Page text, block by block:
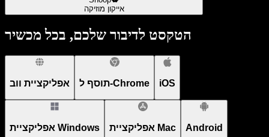
אייקון מוזיקה
הטקסט לדיבור שלכם, בכל מכשיר
אפליקציית ווב תוסף ל-Chrome iOS
אפליקציית Windows אפליקציית Mac Android